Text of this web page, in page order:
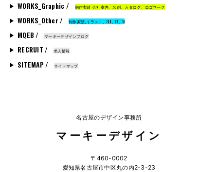
WORKS_Graphic / 制作実績_会社案内、名刺、カタログ、ロゴマーク
WORKS_Other / 制作実績_イラスト、GUI、CI、VI
MQEB / マーキーデザインブログ
RECRUIT / 求人情報
SITEMAP / サイトマップ
名古屋のデザイン事務所
マーキーデザイン
〒460-0002
愛知県名古屋市中区丸の内2-3-23